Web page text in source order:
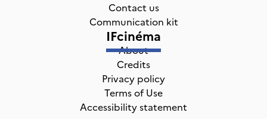
Contact us
Communication kit
IFcinéma
About
Credits
Privacy policy
Terms of Use
Accessibility statement